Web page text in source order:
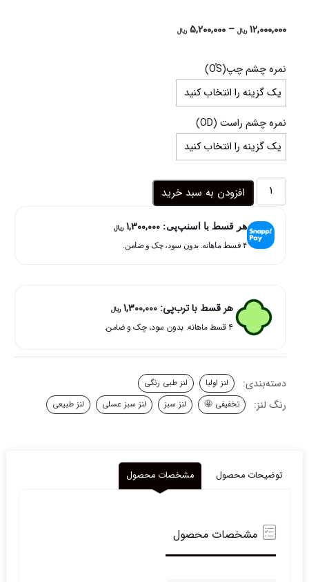
12,000,000 ریال –
5,200,000 ریالPrice
نمره چشم چپ(OُS)
نمره چشم راست (OD)
لنز
استار
گرین
افزودن به سبد خرید
هر قسط با اسنپ‌پی: 1,300,000 ریال
۴ قسط ماهانه. بدون سود، چک و ضامن.
هر قسط با ترب‌پی: 1,300,000 ریال
۴ قسط ماهانه. بدون سود، چک و ضامن.
دسته‌بندی: لنز اولبا لنز طبی رنگی
رنگ لنز: تخفیفی 🤩 لنز سبز لنز سبز عسلی لنز طبیعی
توضیحات محصول مشخصات محصول
مشخصات محصول